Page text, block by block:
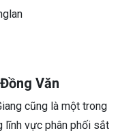
Văn
cũng là một trong
lĩnh vực phân phối sắt